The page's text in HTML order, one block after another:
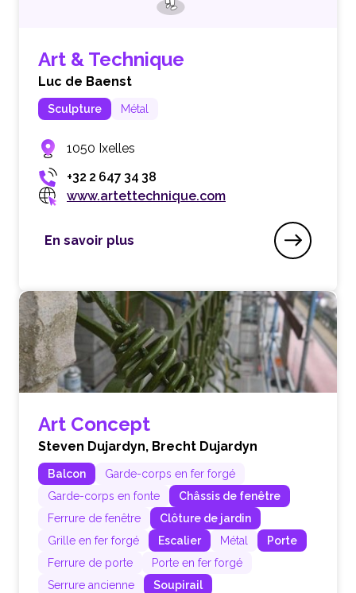
Art & Technique
Luc de Baenst
Sculpture Métal
1050 Ixelles
+32 2 647 34 38
www.artettechnique.com
En savoir plus
Art & Technique
Art Concept
Steven Dujardyn, Brecht Dujardyn
Balcon
Garde-corps en fer forgé
Garde-corps en fonte
Châssis de fenêtre
Ferrure de fenêtre
Clôture de jardin
Grille en fer forgé
Escalier Métal
Porte
Ferrure de porte
Porte en fer forgé
Serrure ancienne
Soupirail